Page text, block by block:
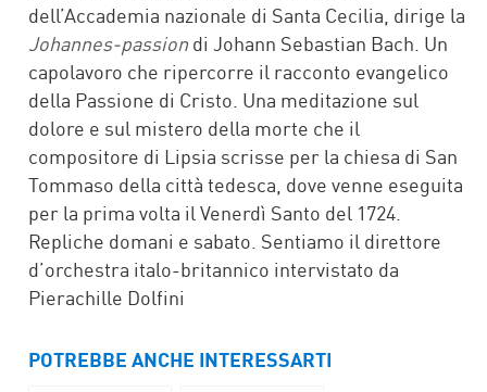
dell’Accademia nazionale di Santa Cecilia, dirige la
Johannes-passion di Johann Sebastian Bach. Un
capolavoro che ripercorre il racconto evangelico
della Passione di Cristo. Una meditazione sul
dolore e sul mistero della morte che il
compositore di Lipsia scrisse per la chiesa di San
Tommaso della città tedesca, dove venne eseguita
per la prima volta il Venerdì Santo del 1724.
Repliche domani e sabato. Sentiamo il direttore
d’orchestra italo-britannico intervistato da
Pierachille Dolfini
POTREBBE ANCHE INTERESSARTI